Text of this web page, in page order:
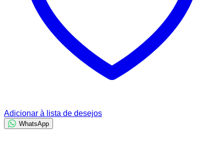
Adicionar à lista de desejos
WhatsApp